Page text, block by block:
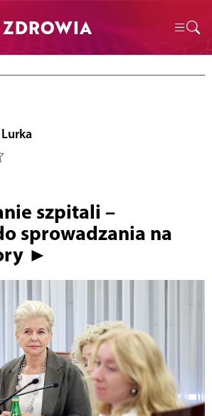
ZDROWIA
szpitali –
sprowadzania na
►